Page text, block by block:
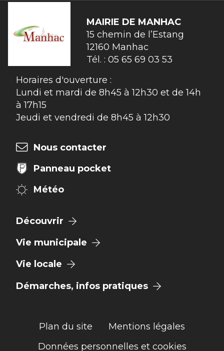
MAIRIE DE MANHAC
15 chemin de l’Estang
12160 Manhac
Tél. : 05 65 69 03 53
Horaires d'ouverture :
Lundi et mardi de 8h45 à 12h30 et de 14h
à 17h15
Jeudi et vendredi de 8h45 à 12h30
Nous contacter
Panneau pocket
Météo
Découvrir
Vie municipale
Vie locale
Démarches, infos pratiques
Plan du site
Mentions légales
Données personnelles et cookies